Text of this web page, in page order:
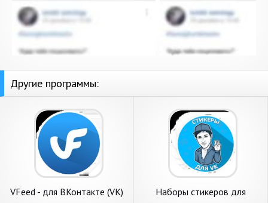
Другие программы:
VFeed - для ВКонтакте (VK)
Наборы стикеров для